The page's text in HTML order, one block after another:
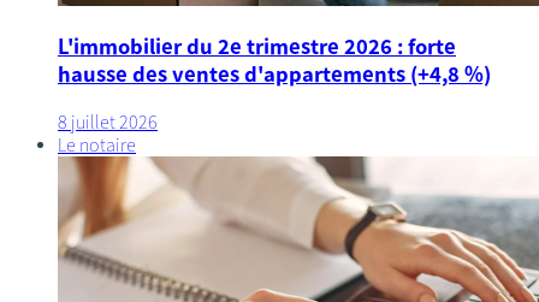
L'immobilier du 2e trimestre 2026 : forte
hausse des ventes d'appartements (+4,8 %)
8 juillet 2026
Le notaire